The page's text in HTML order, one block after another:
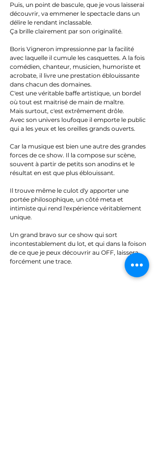
Puis, un point de bascule, que je vous laisserai
découvrir, va emmener le spectacle dans un
délire le rendant inclassable.
Ça brille clairement par son originalité.
Boris Vigneron impressionne par la facilité
avec laquelle il cumule les casquettes. A la fois
comédien, chanteur, musicien, humoriste et
acrobate, il livre une prestation éblouissante
dans chacun des domaines.
C'est une véritable baffe artistique, un bordel
où tout est maitrisé de main de maître.
Mais surtout, c'est extrêmement drôle.
Avec son univers loufoque il emporte le public
qui a les yeux et les oreilles grands ouverts.
Car la musique est bien une autre des grandes
forces de ce show. Il la compose sur scène,
souvent à partir de petits son anodins et le
résultat en est que plus éblouissant.
Il trouve même le culot d'y apporter une
portée philosophique, un côté meta et
intimiste qui rend l'expérience véritablement
unique.
Un grand bravo sur ce show qui sort
incontestablement du lot, et qui dans la foison
de ce que je peux découvrir au OFF, laissera
forcément une trace.